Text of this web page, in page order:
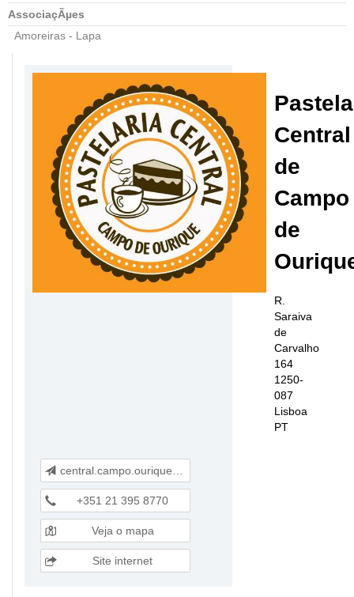
AssociaçÃµes
Amoreiras - Lapa
Central
de
Campo
de
R.
Saraiva
de
Carvalho
164
1250-
087
Lisboa
PT
central.campo.ourique@gmail.com
+351 21 395 8770
Veja o mapa
Site internet